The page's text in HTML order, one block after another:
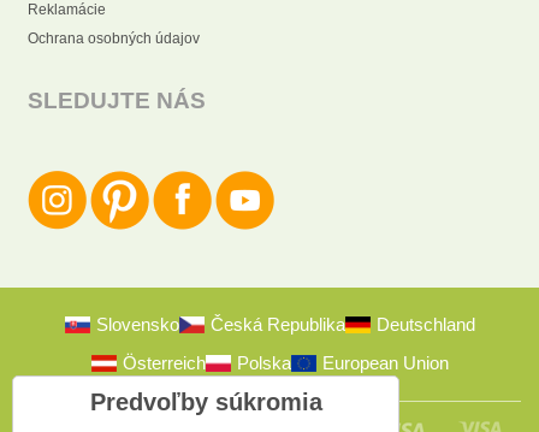
Reklamácie
Ochrana osobných údajov
SLEDUJTE NÁS
Slovensko Česká Republika
Deutschland
Österreich
Polska European Union
Predvoľby súkromia